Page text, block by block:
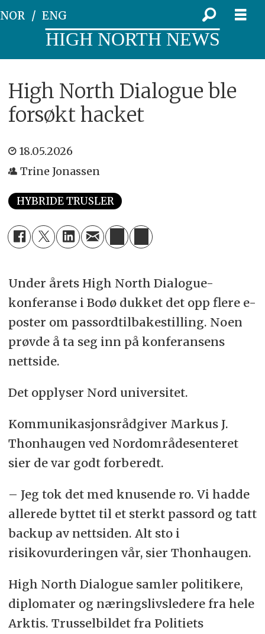
NOR ENG
HIGH NORTH NEWS
High North Dialogue ble
forsøkt hacket
18.05.2026
Trine Jonassen
HYBRIDE TRUSLER
Under årets High North Dialogue-
konferanse i Bodø dukket det opp flere e-
poster om passordtilbakestilling. Noen
prøvde å ta seg inn på konferansens
nettside.
Det opplyser Nord universitet.
Kommunikasjonsrådgiver Markus J.
Thonhaugen ved Nordområdesenteret
sier de var godt forberedt.
– Jeg tok det med knusende ro. Vi hadde
allerede byttet til et sterkt passord og tatt
backup av nettsiden. Alt sto i
risikovurderingen vår, sier Thonhaugen.
High North Dialogue samler politikere,
diplomater og næringslivsledere fra hele
Arktis. Trusselbildet fra Politiets